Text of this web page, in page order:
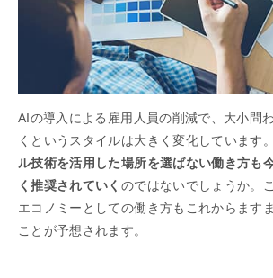
AIの導入による雇用人員の削減で、大小問
くというスタイルは大きく変化しています。
ル技術を活用した場所を選ばない働き方も
く推奨されていく のではないでしょうか。
エコノミーとしての働き方もこれからます
ことが予想されます。